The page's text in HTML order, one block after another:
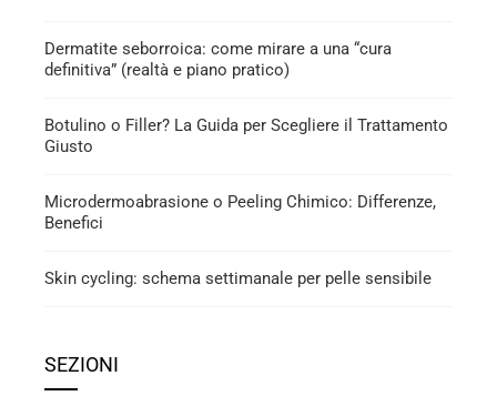
Dermatite seborroica: come mirare a una “cura
definitiva” (realtà e piano pratico)
Botulino o Filler? La Guida per Scegliere il Trattamento
Giusto
Microdermoabrasione o Peeling Chimico: Differenze,
Benefici
Skin cycling: schema settimanale per pelle sensibile
SEZIONI